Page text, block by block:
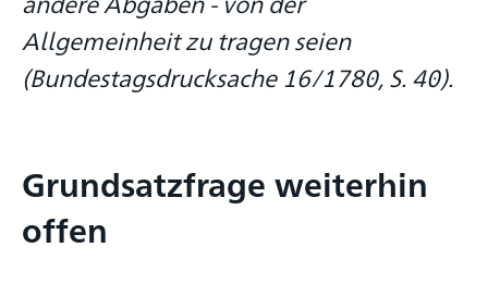
Allgemeinheit zu tragen seien
(Bundestagsdrucksache 16/1780, S. 40).
Grundsatzfrage weiterhin
offen